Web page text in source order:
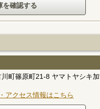
町篠原町21-8 ヤマトヤシキ
アクセス情報はこちら